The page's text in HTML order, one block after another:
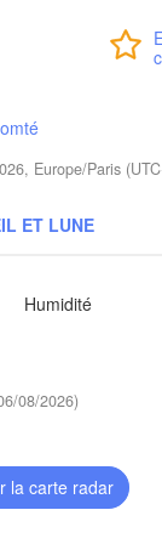
Premium
Europe/Paris
ET LUNE
Humidité
08/2026)
la carte radar
Warszawa
Košice